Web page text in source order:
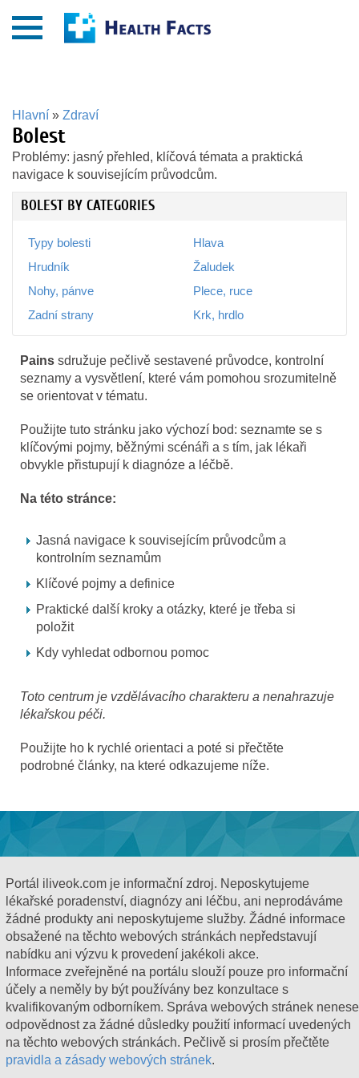
Hlavní » Zdraví
Bolest
Problémy: jasný přehled, klíčová témata a praktická
navigace k souvisejícím průvodcům.
BOLEST BY CATEGORIES
Typy bolesti
Hlava
Hrudník
Žaludek
Nohy, pánve
Plece, ruce
Zadní strany
Krk, hrdlo
Pains sdružuje pečlivě sestavené průvodce, kontrolní
seznamy a vysvětlení, které vám pomohou srozumitelně
se orientovat v tématu.
Použijte tuto stránku jako výchozí bod: seznamte se s
klíčovými pojmy, běžnými scénáři a s tím, jak lékaři
obvykle přistupují k diagnóze a léčbě.
Na této stránce:
Jasná navigace k souvisejícím průvodcům a
kontrolním seznamům
Klíčové pojmy a definice
Praktické další kroky a otázky, které je třeba si
položit
Kdy vyhledat odbornou pomoc
Toto centrum je vzdělávacího charakteru a nenahrazuje
lékařskou péči.
Použijte ho k rychlé orientaci a poté si přečtěte
podrobné články, na které odkazujeme níže.
Portál iliveok.com je informační zdroj. Neposkytujeme
lékařské poradenství, diagnózy ani léčbu, ani neprodáváme
žádné produkty ani neposkytujeme služby. Žádné informace
obsažené na těchto webových stránkách nepředstavují
nabídku ani výzvu k provedení jakékoli akce.
Informace zveřejněné na portálu slouží pouze pro informační
účely a neměly by být používány bez konzultace s
kvalifikovaným odborníkem. Správa webových stránek nenese
odpovědnost za žádné důsledky použití informací uvedených
na těchto webových stránkách. Pečlivě si prosím přečtěte
pravidla a zásady webových stránek.